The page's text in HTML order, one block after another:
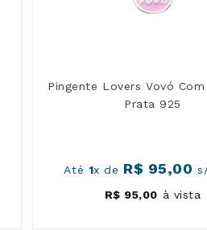
Pingente Lovers Vovó
Prata 925
Até 1x de R$ 95,00
R$ 95,00 à vista